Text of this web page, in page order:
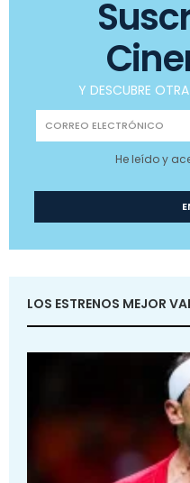
Y DESCUBRE
He leído y
LOS ESTRENOS MEJOR